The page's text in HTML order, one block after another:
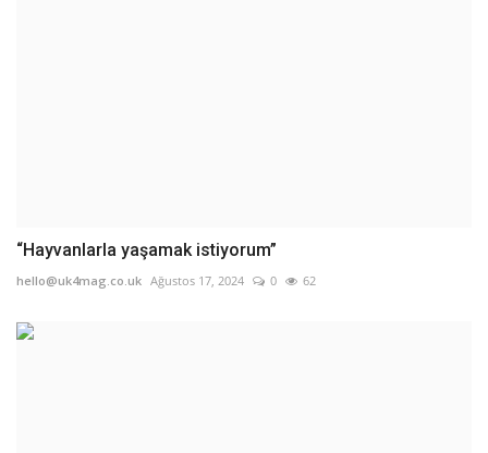
“Hayvanlarla yaşamak istiyorum”
hello@uk4mag.co.uk Ağustos 17, 2024 0 62